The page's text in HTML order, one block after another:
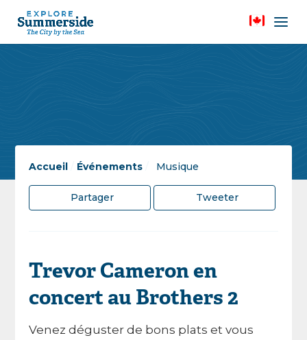
Accueil Événements Musique
Partager Tweeter
Trevor Cameron en
concert au Brothers 2
Venez déguster de bons plats et vous